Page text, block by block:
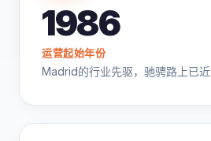
1986
运营起始年份
Madrid的行业先驱，驰骋路上已